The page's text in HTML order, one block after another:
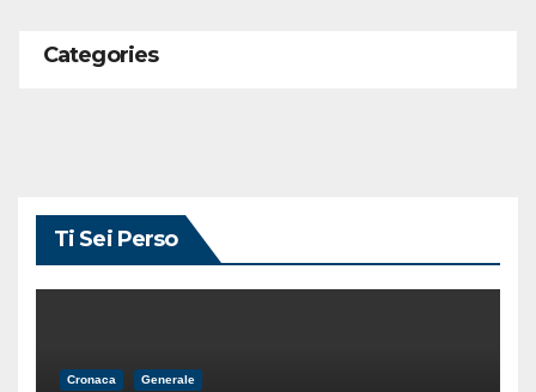
Categories
Ti Sei Perso
Cronaca Generale